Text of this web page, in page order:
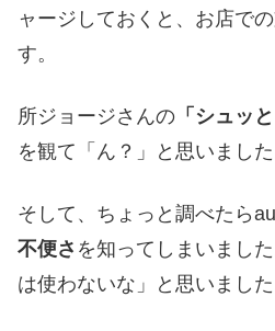
ャージしておくと、お店で
す。
所ジョージさんの 「シュッ
を観て「ん？」と思いました
そして、ちょっと調べたら
不便さ を知ってしまいまし
は使わないな」と思いました